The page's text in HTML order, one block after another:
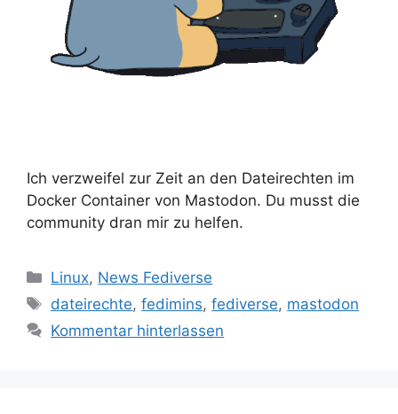
Ich verzweifel zur Zeit an den Dateirechten im
Docker Container von Mastodon. Du musst die
community dran mir zu helfen.
Kategorien
Linux, News Fediverse
Schlagwörter
dateirechte,fedimins,fediverse, mastodon
Kommentar hinterlassen